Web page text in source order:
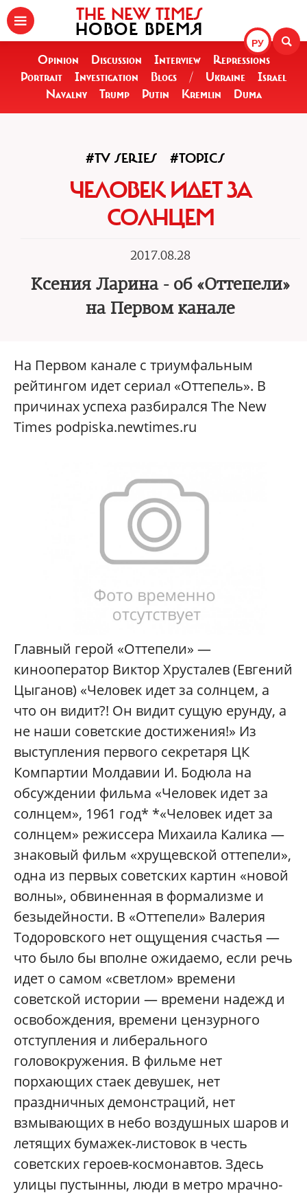
РУ
THE NEW TIMES
НОВОЕ ВРЕМЯ
Opinion Discussion Interview
Repressions
Portrait
Investigation Blogs / Ukraine
Israel
Navalny
Trump Putin Kremlin Duma
#TV SERIES #TOPICS
ЧЕЛОВЕК ИДЕТ ЗА
СОЛНЦЕМ
2017.08.28
Ксения Ларина - об «Оттепели»
на Первом канале
На Первом канале с триумфальным
рейтингом идет сериал «Оттепель». В
причинах успеха разбирался The New
Times podpiska.newtimes.ru
Главный герой «Оттепели» —
кинооператор Виктор Хрусталев (Евгений
Цыганов) «Человек идет за солнцем, а
что он видит?! Он видит сущую ерунду, а
не наши советские достижения!» Из
выступления первого секретаря ЦК
Компартии Молдавии И. Бодюла на
обсуждении фильма «Человек идет за
солнцем», 1961 год* *«Человек идет за
солнцем» режиссера Михаила Калика —
знаковый фильм «хрущевской оттепели»,
одна из первых советских картин «новой
волны», обвиненная в формализме и
безыдейности. В «Оттепели» Валерия
Тодоровского нет ощущения счастья —
что было бы вполне ожидаемо, если речь
идет о самом «светлом» времени
советской истории — времени надежд и
освобождения, времени цензурного
отступления и либерального
головокружения. В фильме нет
порхающих стаек девушек, нет
праздничных демонстраций, нет
взмывающих в небо воздушных шаров и
летящих бумажек-листовок в честь
советских героев-космонавтов. Здесь
улицы пустынны, люди в метро мрачно-